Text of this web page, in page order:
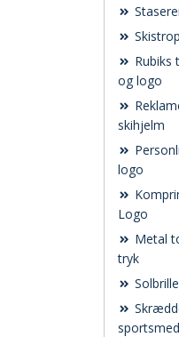
Rubiks
og logo
skihjelm
logo
Logo
Metal
tryk